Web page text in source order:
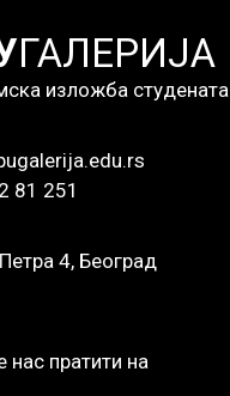
ГАЛЕРИЈА
изложба студената
81 251
4, Београд
нас пратити на